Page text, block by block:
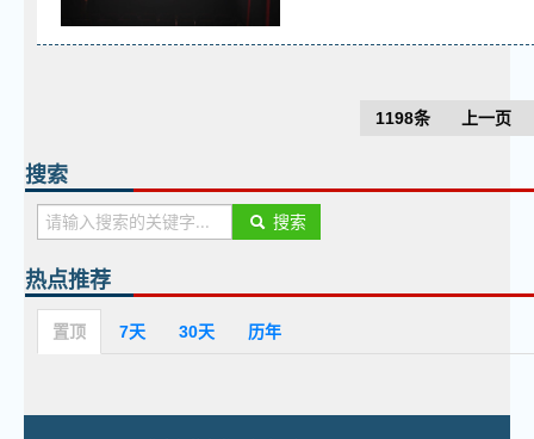
1198条 上一页
搜索
搜索
热点推荐
置顶 7天 30天 历年